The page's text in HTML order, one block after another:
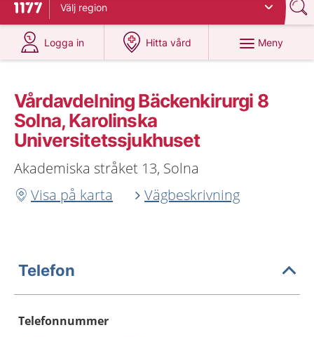
Till startsidan för 1177
Välj region
Logga in
på 1177.se
Hitta vård
på 1177.se
Meny
Vårdavdelning Bäckenkirurgi 8
Solna, Karolinska
Universitetssjukhuset
Akademiska stråket 13, Solna
Visa på karta
Vägbeskrivning
Telefon
Telefonnummer